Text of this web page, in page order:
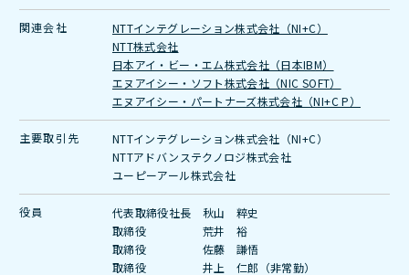
関連会社
NTTインテグレーション株式会社（NI+C）
NTT株式会社
日本アイ・ビー・エム株式会社（日本IBM）
エヌアイシー・ソフト株式会社（NIC SOFT）
エヌアイシー・パートナーズ株式会社（NI+C P）
主要取引先
NTTインテグレーション株式会社（NI+C）
NTTアドバンステクノロジ株式会社
ユーピーアール株式会社
役員
代表取締役社長 秋山 粹史
取締役 荒井 裕
取締役 佐藤 謙悟
取締役 井上 仁郎（非常勤）